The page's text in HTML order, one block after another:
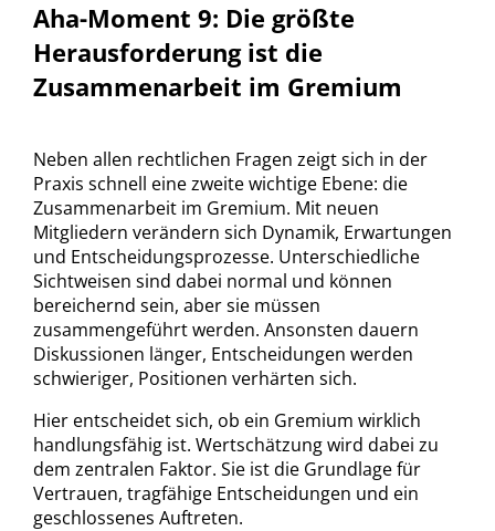
Aha-Moment 9: Die größte
Herausforderung ist die
Zusammenarbeit im Gremium
Neben allen rechtlichen Fragen zeigt sich in der
Praxis schnell eine zweite wichtige Ebene: die
Zusammenarbeit im Gremium. Mit neuen
Mitgliedern verändern sich Dynamik, Erwartungen
und Entscheidungsprozesse. Unterschiedliche
Sichtweisen sind dabei normal und können
bereichernd sein, aber sie müssen
zusammengeführt werden. Ansonsten dauern
Diskussionen länger, Entscheidungen werden
schwieriger, Positionen verhärten sich.
Hier entscheidet sich, ob ein Gremium wirklich
handlungsfähig ist. Wertschätzung wird dabei zu
dem zentralen Faktor. Sie ist die Grundlage für
Vertrauen, tragfähige Entscheidungen und ein
geschlossenes Auftreten.